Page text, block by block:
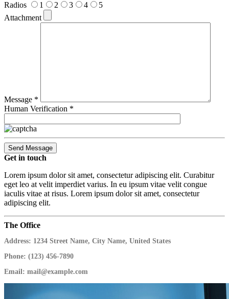
Radios
1 2 3 4
5
Attachment
Message *
Human Verification *
Get in touch
Lorem ipsum dolor sit amet, consectetur adipiscing elit. Curabitur
eget leo at velit imperdiet varius. In eu ipsum vitae velit congue
iaculis vitae at risus. Lorem ipsum dolor sit amet, consectetur
adipiscing elit.
The Office
Address: 1234 Street Name, City Name, United States
Phone: (123) 456-7890
Email: mail@example.com